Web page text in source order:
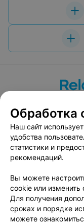
Вакансии
Публичный
Обработка
Наш сайт
удобства
статистики и
рекомендаций.
Вы можете
cookie или изменить
Для получения
сроках и порядке
можете